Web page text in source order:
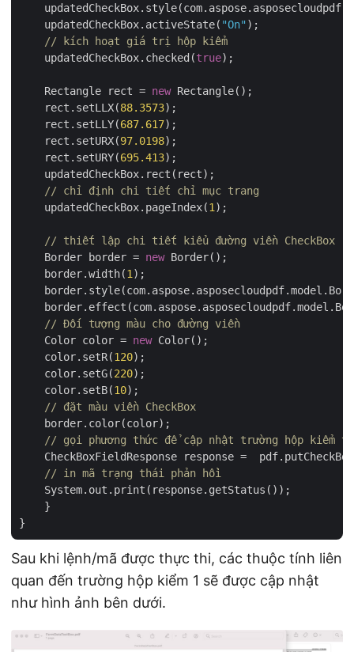
    updatedCheckBox.activeState(
"On" );
// kích hoạt giá trị hộp kiểm
    updatedCheckBox.checked(
true);
    Rectangle rect =
new Rectangle();
    rect.setLLX(
88.3573);
    rect.setLLY(
687.617);
    rect.setURX(
97.0198);
    rect.setURY(
695.413);
    updatedCheckBox.rect(rect);
// chỉ định chi tiết chỉ mục trang
    updatedCheckBox.pageIndex(
1 );
// thiết lập chi tiết kiểu đường viền CheckBox
    Border border =
new Border();
    border.width(
1 );
// Đối tượng màu cho đường viền
    Color color =
new Color();
    color.setR(
120);
    color.setG(
220);
    color.setB(
10);
// đặt màu viền CheckBox
    border.color(color);
// gọi phương thức để cập nhật trường hộp kiểm
CheckBoxFieldResponse response =
// in mã trạng thái phản hồi
    System.out.print(response.getStatus());
    }
Sau khi lệnh/mã được thực thi, các thuộc tính liên
quan đến trường hộp kiểm 1 sẽ được cập nhật
như hình ảnh bên dưới.